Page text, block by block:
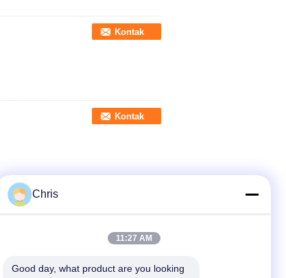
Kontak
Kontak
Chris
11:27 AM
Good day, what product are you looking